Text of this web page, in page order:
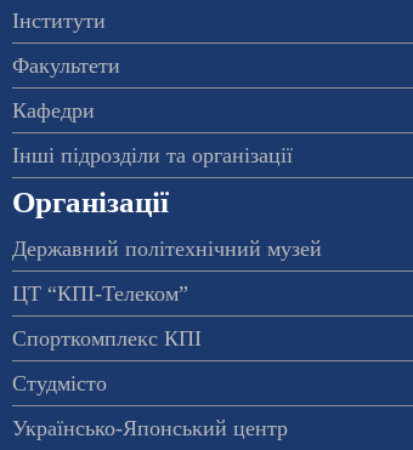
Інститути
Факультети
Кафедри
Інші підрозділи та організації
Організації
Державний політехнічний музей
ЦТ “КПІ-Телеком”
Спорткомплекс КПІ
Студмісто
Українсько-Японський центр